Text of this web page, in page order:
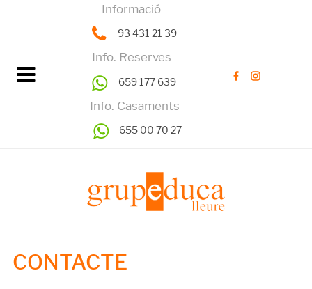
Informació
93 431 21 39
Info. Reserves
659 177 639
Info. Casaments
655 00 70 27
CONTACTE